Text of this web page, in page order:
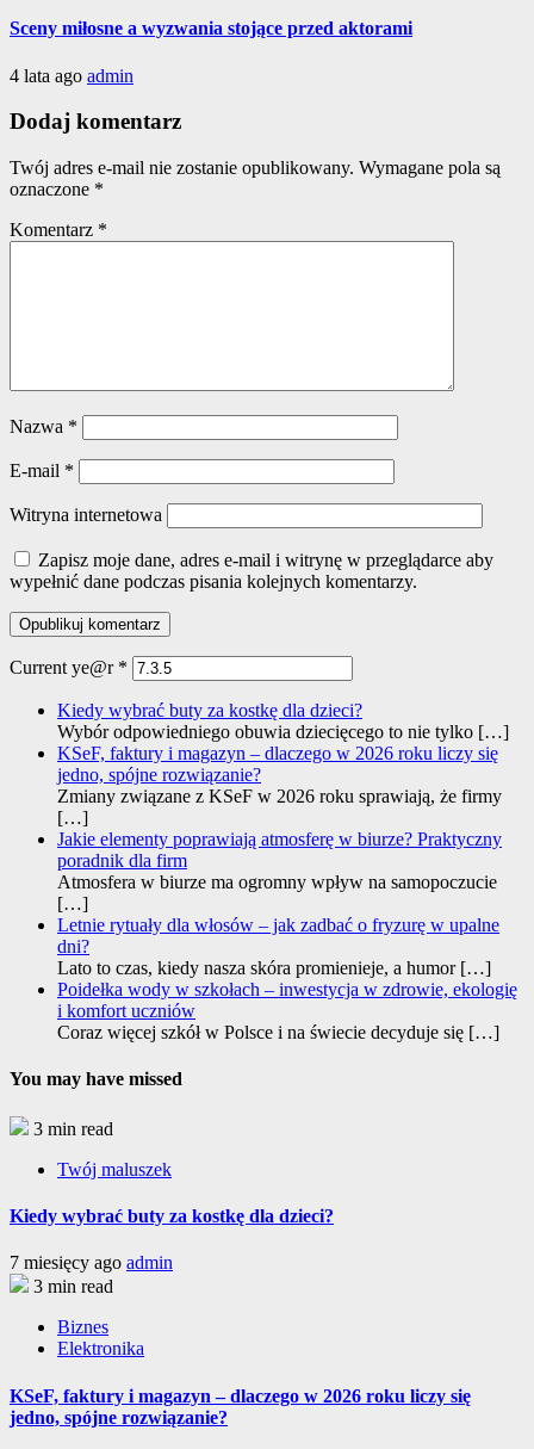
Sceny miłosne a wyzwania stojące przed aktorami
4 lata ago admin
Dodaj komentarz
Twój adres e-mail nie zostanie opublikowany. Wymagane pola są
oznaczone *
Komentarz *
Nazwa *
E-mail *
Witryna internetowa
Zapisz moje dane, adres e-mail i witrynę w przeglądarce aby
wypełnić dane podczas pisania kolejnych komentarzy.
Current ye@r *
Kiedy wybrać buty za kostkę dla dzieci?
Wybór odpowiedniego obuwia dziecięcego to nie tylko […]
KSeF, faktury i magazyn – dlaczego w 2026 roku liczy się
jedno, spójne rozwiązanie?
Zmiany związane z KSeF w 2026 roku sprawiają, że firmy
[…]
Jakie elementy poprawiają atmosferę w biurze? Praktyczny
poradnik dla firm
Atmosfera w biurze ma ogromny wpływ na samopoczucie
[…]
Letnie rytuały dla włosów – jak zadbać o fryzurę w upalne
dni?
Lato to czas, kiedy nasza skóra promienieje, a humor […]
Poidełka wody w szkołach – inwestycja w zdrowie, ekologię
i komfort uczniów
Coraz więcej szkół w Polsce i na świecie decyduje się […]
You may have missed
3 min read
Twój maluszek
Kiedy wybrać buty za kostkę dla dzieci?
7 miesięcy ago admin
3 min read
Biznes
Elektronika
KSeF, faktury i magazyn – dlaczego w 2026 roku liczy się
jedno, spójne rozwiązanie?